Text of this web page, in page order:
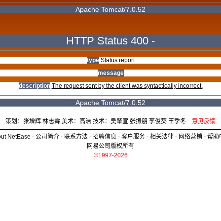
Apache Tomcat/7.0.52
HTTP Status 400 -
typeStatus report
message
description The request sent by the client was syntactically incorrect.
Apache Tomcat/7.0.52
策划：张增辉 林志霖 美术：高洁 技术：吴肇宣 张振朋 李俊葵 王季冬 意见反馈
NetEase - 公司简介 - 联系方法 - 招聘信息 - 客户服务 - 相关法律 - 网络营销 - 帮助
网易公司版权所有
©1997-2026